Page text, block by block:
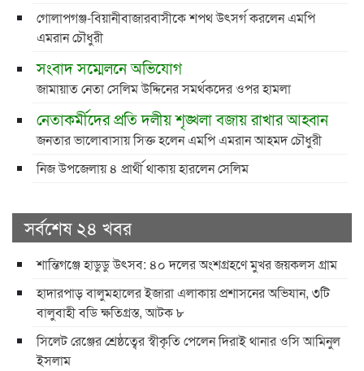
গোলাপগঞ্জ-বিয়ানীবাজারবাসীকে শপথ উৎসর্গ করলেন এমপি
এমরান চৌধুরী
সংবাদ সম্মেলনে অভিযোগ
জামায়াত নেতা সেলিম উদ্দিনের সমর্থকদের ওপর হামলা
নেতাকর্মীদের প্রতি দলীয় শৃঙ্খলা বজায় রাখার আহ্বান
জনতার ভালোবাসায় সিক্ত হলেন এমপি এমরান আহমদ চৌধুরী
নিজ উপজেলায় ৪ প্রার্থী থাকায় হারলেন সেলিম
সর্বশেষ ২৪ খবর
শান্তিগঞ্জে হাডুডু উৎসব: ৪০ দলের অংশগ্রহণে মুখর জয়কলস গ্রাম
হাদারপাড় বালুমহালের ইজারা এলাকায় প্রশাসনের অভিযান, ৩টি
বালুবাহী বডি ক্ষতিগ্রস্ত, আটক ৮
সিলেট রেঞ্জের শ্রেষ্ঠত্বের স্বীকৃতি পেলেন দিরাই থানার ওসি আমিনুল
ইসলাম